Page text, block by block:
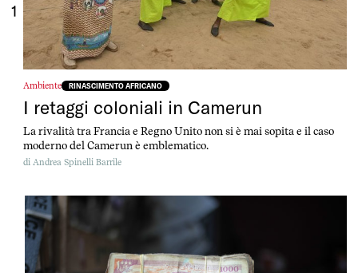
1
Ambiente RINASCIMENTO AFRICANO
I retaggi coloniali in Camerun
La rivalità tra Francia e Regno Unito non si è mai sopita e il caso
moderno del Camerun è emblematico.
di Andrea Spinelli Barrile